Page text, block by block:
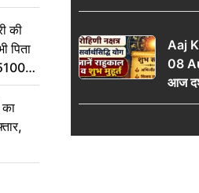
की
पिता
की
और
Aaj
08
आज
नक्षत्र
शुभ